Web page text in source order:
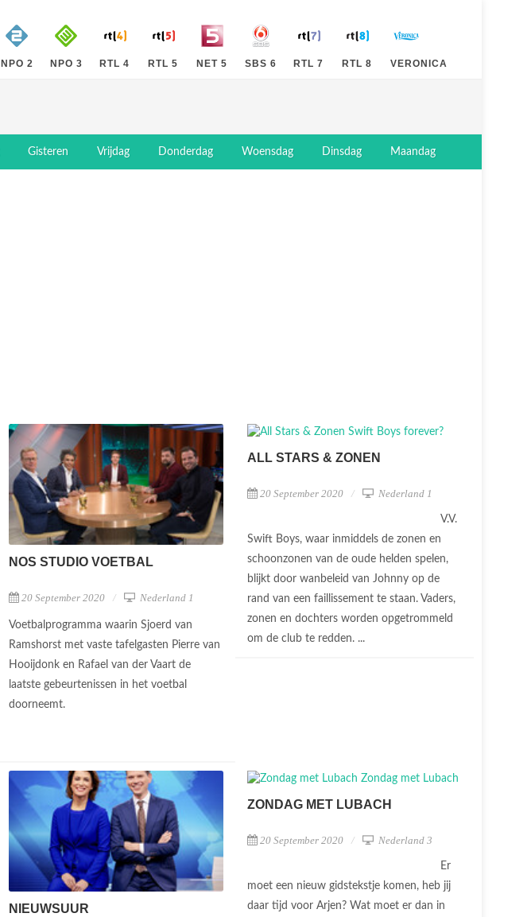
NPO 2 NPO 3 RTL 4 RTL 5 NET 5 SBS 6 RTL 7 RTL 8 VERONICA
Gisteren Vrijdag Donderdag Woensdag Dinsdag Maandag
NOS STUDIO VOETBAL
20 September 2020 Nederland 1
Voetbalprogramma waarin Sjoerd van
Ramshorst met vaste tafelgasten Pierre van
Hooijdonk en Rafael van der Vaart de
laatste gebeurtenissen in het voetbal
doorneemt.
ALL STARS & ZONEN
20 September 2020 Nederland 1
V.V.
Swift Boys, waar inmiddels de zonen en
schoonzonen van de oude helden spelen,
blijkt door wanbeleid van Johnny op de
rand van een faillissement te staan. Vaders,
zonen en dochters worden opgetrommeld
om de club te redden. ...
NIEUWSUUR
ZONDAG MET LUBACH
20 September 2020 Nederland 3
Er
moet een nieuw gidstekstje komen, heb jij
daar tijd voor Arjen? Wat moet er dan in